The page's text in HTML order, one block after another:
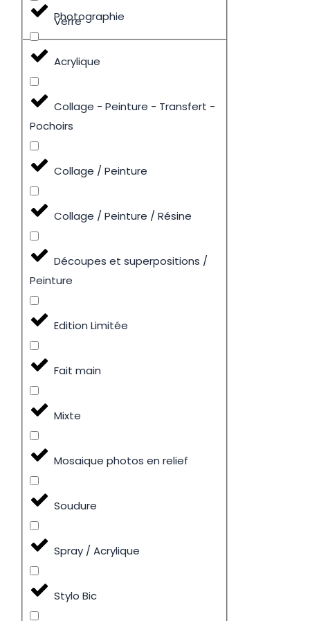
Verre
Photographie
Acrylique
Collage - Peinture - Transfert -
Pochoirs
Collage / Peinture
Collage / Peinture / Résine
Découpes et superpositions /
Peinture
Edition Limitée
Fait main
Mixte
Mosaique photos en relief
Soudure
Spray / Acrylique
Stylo Bic